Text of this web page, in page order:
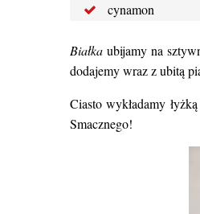
cynamon
Białka ubijamy na
dodajemy wraz z ubitą
Ciasto wykładamy
Smacznego!